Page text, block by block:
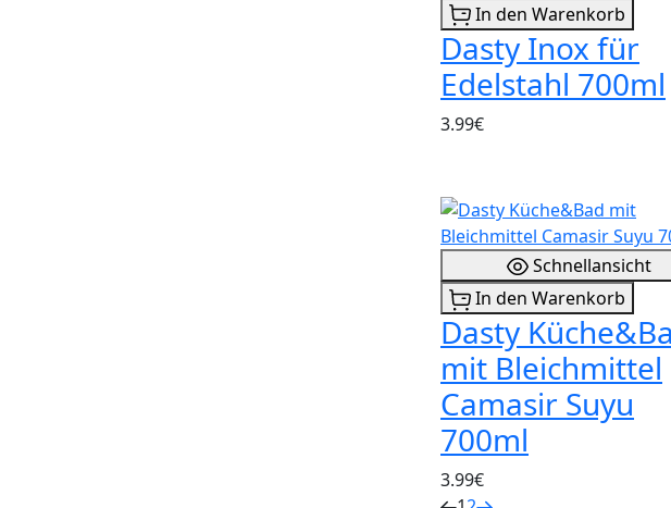
In den Warenkorb
Dasty Inox für
Edelstahl 700ml
3.99€
Schnellansicht
In den Warenkorb
Dasty
mit Bleichmittel
Camasir Suyu
700ml
3.99€